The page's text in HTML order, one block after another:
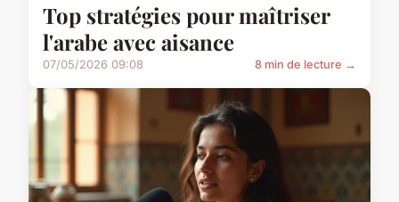
Top stratégies pour maîtriser
l'arabe avec aisance
07/05/2026 09:08 8 min de lecture →